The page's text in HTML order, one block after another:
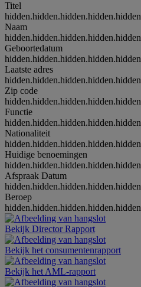
Titel
hidden.hidden.hidden.hidden.hidden
Naam
hidden.hidden.hidden.hidden.hidden
Geboortedatum
hidden.hidden.hidden.hidden.hidden
Laatste adres
hidden.hidden.hidden.hidden.hidden
Zip code
hidden.hidden.hidden.hidden.hidden
Functie
hidden.hidden.hidden.hidden.hidden
Nationaliteit
hidden.hidden.hidden.hidden.hidden
Huidige benoemingen
hidden.hidden.hidden.hidden.hidden
Afspraak Datum
hidden.hidden.hidden.hidden.hidden
Beroep
hidden.hidden.hidden.hidden.hidden
Bekijk Director Rapport
Bekijk het consumentenrapport
Bekijk het AML-rapport